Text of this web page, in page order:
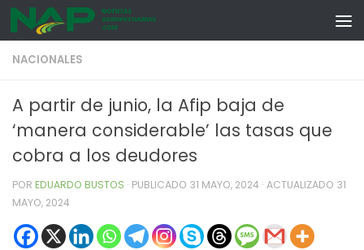
Skip to content
NACIONALES
A partir de junio, la Afip baja de
‘manera considerable’ las tasas que
cobra a los deudores
POR EDUARDO BUSTOS · PUBLICADO 31 MAYO, 2024 · ACTUALIZADO 31
MAYO, 2024